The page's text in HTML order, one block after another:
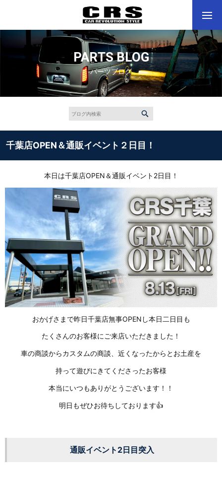
PARTS BLOG
パーツブログ
千葉店OPEN＆通販イベント２日目！
本日は千葉店OPEN＆通販イベント2日目！
おかげさまで昨日千葉店無事OPENし本日二日目も
たくさんのお客様にご来店いただきました！
車の商談からカスタムの商談、近くなったからとお土産を
持って遊びにきてくださったお客様
本当にいつもありがとうございます！！
明日もぜひお待ちしております👍
通販イベント2日目突入